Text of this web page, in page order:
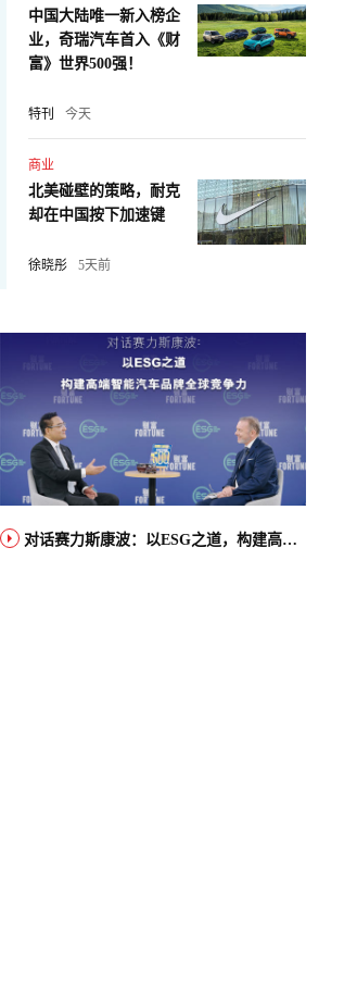
中国大陆唯一新入榜企
业，奇瑞汽车首入《财
富》世界500强！
特刊 今天
商业
北美碰壁的策略，耐克
却在中国按下加速键
徐晓彤 5天前
对话赛力斯康波：以ESG之道，构建高端智能汽车品牌全球竞争力